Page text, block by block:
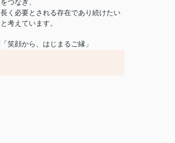
をつなぎ、
長く必要とされる存在であり続けたい
と考えています。
「笑顔から、はじまるご縁」